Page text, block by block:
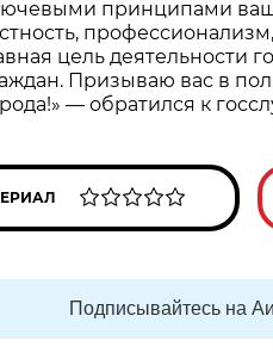
принципами
цель деятельности
Призываю вас в
— обратился к
Подписывайтесь на